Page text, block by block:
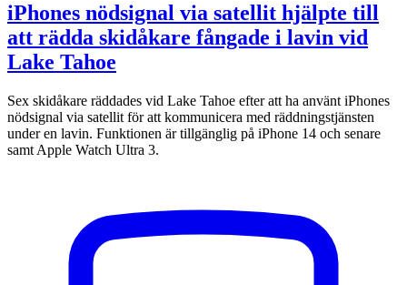
iPhones nödsignal via satellit hjälpte till
att rädda skidåkare fångade i lavin vid
Lake Tahoe
Sex skidåkare räddades vid Lake Tahoe efter att ha använt iPhones
nödsignal via satellit för att kommunicera med räddningstjänsten
under en lavin. Funktionen är tillgänglig på iPhone 14 och senare
samt Apple Watch Ultra 3.